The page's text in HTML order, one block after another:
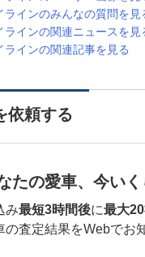
ラインのみんなの質問を見
ラインの関連ニュースを見
ラインの関連記事を見る
依頼する
たの愛車、今いく
み最短3時間後に最大
の査定結果をWebでお